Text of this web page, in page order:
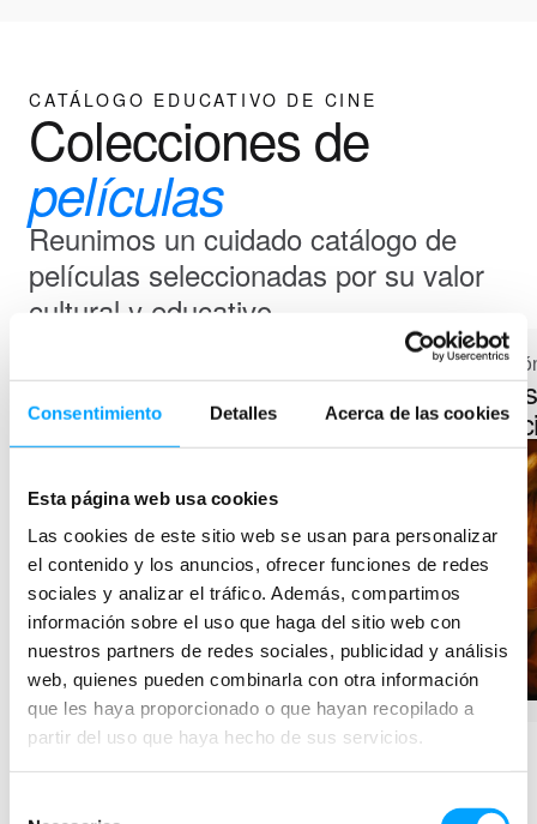
Consentimiento Detalles Acerca de las cookies
Esta página web usa cookies
Las cookies de este sitio web se usan para personalizar
el contenido y los anuncios, ofrecer funciones de redes
sociales y analizar el tráfico. Además, compartimos
información sobre el uso que haga del sitio web con
nuestros partners de redes sociales, publicidad y análisis
web, quienes pueden combinarla con otra información
que les haya proporcionado o que hayan recopilado a
partir del uso que haya hecho de sus servicios.
CATÁLOGO EDUCATIVO DE CINE
Colecciones de
películas
Reunimos un cuidado catálogo de
películas seleccionadas por su valor
cultural y educativo.
Cineastas imprescindibles